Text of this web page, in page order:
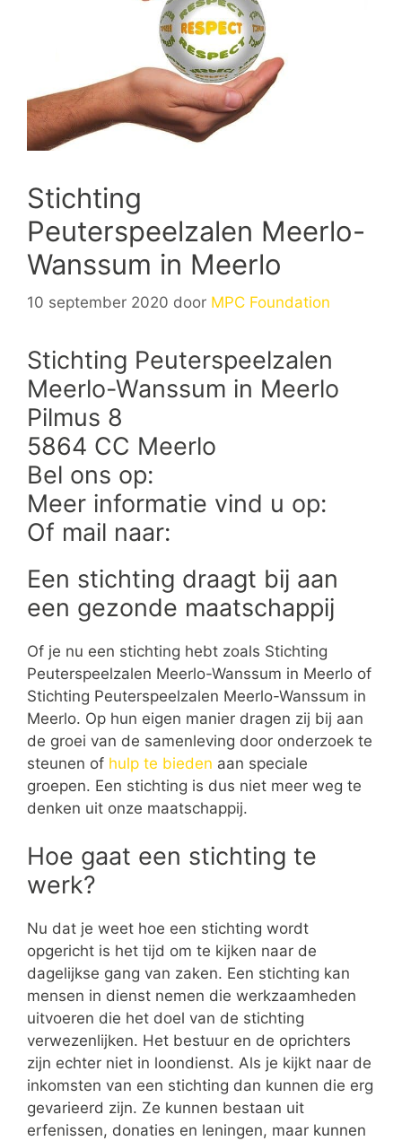
Stichting
Peuterspeelzalen Meerlo-
Wanssum in Meerlo
10 september 2020 door MPC Foundation
Stichting Peuterspeelzalen
Meerlo-Wanssum in Meerlo
Pilmus 8
5864 CC Meerlo
Bel ons op:
Meer informatie vind u op:
Of mail naar:
Een stichting draagt bij aan
een gezonde maatschappij
Of je nu een stichting hebt zoals Stichting
Peuterspeelzalen Meerlo-Wanssum in Meerlo of
Stichting Peuterspeelzalen Meerlo-Wanssum in
Meerlo. Op hun eigen manier dragen zij bij aan
de groei van de samenleving door onderzoek te
steunen of hulp te bieden aan speciale
groepen. Een stichting is dus niet meer weg te
denken uit onze maatschappij.
Hoe gaat een stichting te
werk?
Nu dat je weet hoe een stichting wordt
opgericht is het tijd om te kijken naar de
dagelijkse gang van zaken. Een stichting kan
mensen in dienst nemen die werkzaamheden
uitvoeren die het doel van de stichting
verwezenlijken. Het bestuur en de oprichters
zijn echter niet in loondienst. Als je kijkt naar de
inkomsten van een stichting dan kunnen die erg
gevarieerd zijn. Ze kunnen bestaan uit
erfenissen, donaties en leningen, maar kunnen